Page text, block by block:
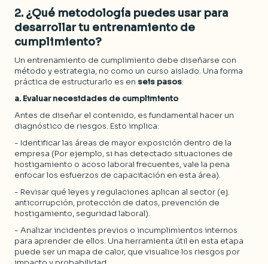
2. ¿Qué metodología puedes usar para
desarrollar tu entrenamiento de
cumplimiento?
Un entrenamiento de cumplimiento debe diseñarse con
método y estrategia, no como un curso aislado. Una forma
práctica de estructurarlo es en seis pasos:
a. Evaluar necesidades de cumplimiento
Antes de diseñar el contenido, es fundamental hacer un
diagnóstico de riesgos. Esto implica:
- Identificar las áreas de mayor exposición dentro de la
empresa (Por ejemplo, si has detectado situaciones de
hostigamiento o acoso laboral frecuentes, vale la pena
enfocar los esfuerzos de capacitación en esta área).
- Revisar qué leyes y regulaciones aplican al sector (ej.
anticorrupción, protección de datos, prevención de
hostigamiento, seguridad laboral).
- Analizar incidentes previos o incumplimientos internos
para aprender de ellos. Una herramienta útil en esta etapa
puede ser un mapa de calor, que visualice los riesgos por